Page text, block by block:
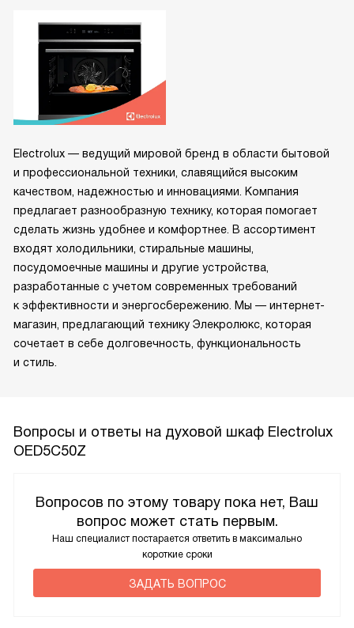
Electrolux — ведущий мировой бренд в области бытовой
и профессиональной техники, славящийся высоким
качеством, надежностью и инновациями. Компания
предлагает разнообразную технику, которая помогает
сделать жизнь удобнее и комфортнее. В ассортимент
входят холодильники, стиральные машины,
посудомоечные машины и другие устройства,
разработанные с учетом современных требований
к эффективности и энергосбережению. Мы — интернет-
магазин, предлагающий технику Элекролюкс, которая
сочетает в себе долговечность, функциональность
и стиль.
Вопросы и ответы на духовой шкаф Electrolux
OED5C50Z
Вопросов по этому товару пока нет, Ваш
вопрос может стать первым.
Наш специалист постарается ответить в максимально
короткие сроки
ЗАДАТЬ ВОПРОС